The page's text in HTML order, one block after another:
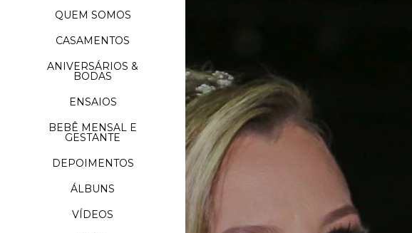
QUEM SOMOS
CASAMENTOS
ANIVERSÁRIOS &
BODAS
ENSAIOS
BEBÊ MENSAL E
GESTANTE
DEPOIMENTOS
ÁLBUNS
VÍDEOS